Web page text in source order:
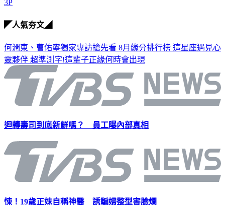
評價
何潤東、曹佑寧獨家專訪搶先看8月緣分排行榜 這星座遇見心
靈夥伴
超準測字!這輩子正緣何時會出現